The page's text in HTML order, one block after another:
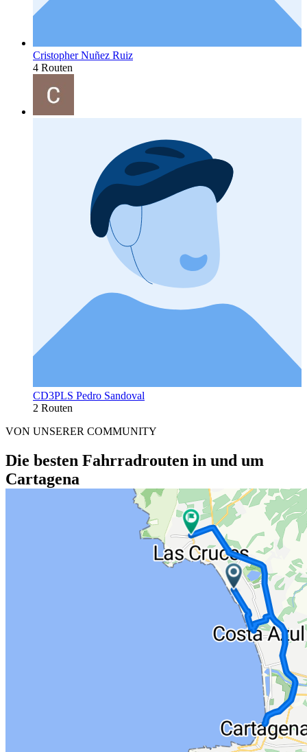
Cristopher Nuñez Ruiz
4 Routen
CD3PLS Pedro Sandoval
2 Routen
VON UNSERER COMMUNITY
Die besten Fahrradrouten in und um
Cartagena